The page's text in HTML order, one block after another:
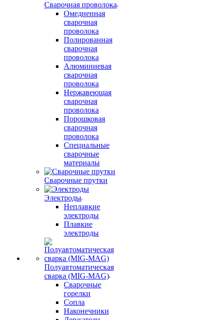
Сварочная проволока
Омедненная
сварочная
проволока
Полированная
сварочная
проволока
Алюминиевая
сварочная
проволока
Нержавеющая
сварочная
проволока
Порошковая
сварочная
проволока
Специальные
сварочные
материалы
Сварочные прутки
Электроды
Неплавкие
электроды
Плавкие
электроды
Полуавтоматическая
сварка (MIG-MAG)
Сварочные
горелки
Сопла
Наконечники